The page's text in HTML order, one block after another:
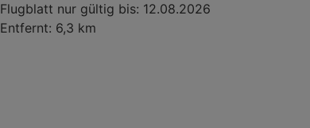
Flugblatt nur gültig bis: 12.08.2026
Entfernt: 6,3 km